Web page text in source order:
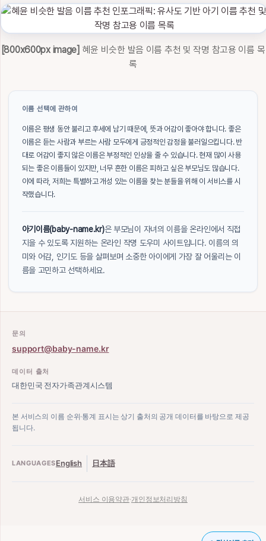
[800x600px image] 혜윤 비슷한 발음 이름 추천 및 작명 참고용 이름 목
록
이름 선택에 관하여
이름은 평생 동안 불리고 후세에 남기 때문에, 뜻과 어감이 좋아야 합니다. 좋은
이름은 듣는 사람과 부르는 사람 모두에게 긍정적인 감정을 불러일으킵니다. 반
대로 어감이 좋지 않은 이름은 부정적인 인상을 줄 수 있습니다. 현재 많이 사용
되는 좋은 이름들이 있지만, 너무 흔한 이름은 피하고 싶은 부모님도 많습니다.
이에 따라, 저희는 특별하고 개성 있는 이름을 찾는 분들을 위해 이 서비스를 시
작했습니다.
아기이름(baby-name.kr)은 부모님이 자녀의 이름을 온라인에서 직접
지을 수 있도록 지원하는 온라인 작명 도우미 사이트입니다. 이름의 의
미와 어감, 인기도 등을 살펴보며 소중한 아이에게 가장 잘 어울리는 이
름을 고민하고 선택하세요.
문의
support@baby-name.kr
데이터 출처
대한민국 전자가족관계시스템
본 서비스의 이름 순위·통계 표시는 상기 출처의 공개 데이터를 바탕으로 제공
됩니다.
LANGUAGESEnglish 日本語
서비스 이용약관·개인정보처리방침